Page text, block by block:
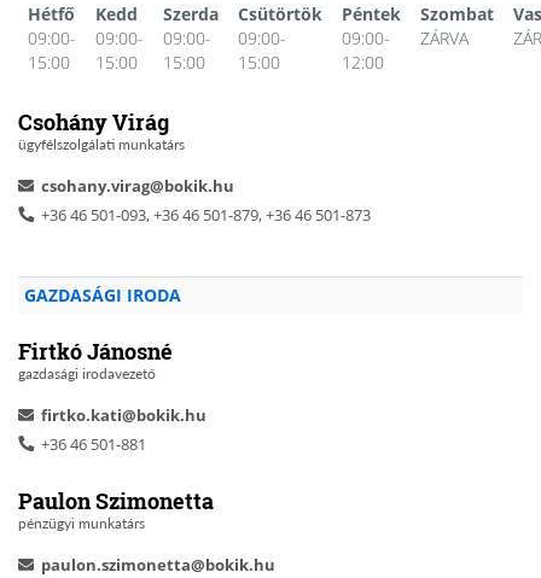
Hétfő
09:00-
15:00
Kedd
09:00-
15:00
Szerda
09:00-
15:00
Csütörtök
09:00-
15:00
Péntek
09:00-
12:00
Szombat
ZÁRVA
Csohány Virág
ügyfélszolgálati munkatárs
csohany.virag@bokik.hu
+36 46 501-093, +36 46 501-879, +36 46 501-873
GAZDASÁGI IRODA
Firtkó Jánosné
gazdasági irodavezető
firtko.kati@bokik.hu
+36 46 501-881
Paulon Szimonetta
pénzügyi munkatárs
paulon.szimonetta@bokik.hu